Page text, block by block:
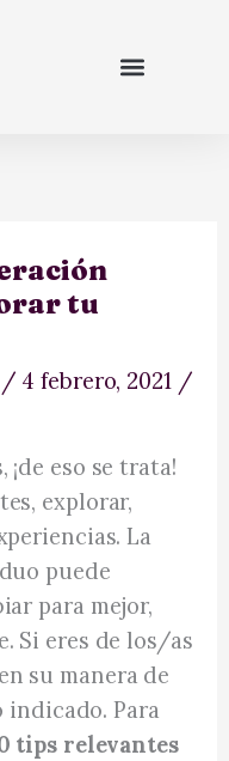
tu
/ 4 febrero, 2021 /
eso se trata!
explorar,
La
puede
para mejor,
Si eres de los/as
su manera de
indicado. Para
tips relevantes